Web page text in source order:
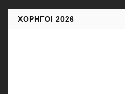
ΧΟΡΗΓΟΊ 2026